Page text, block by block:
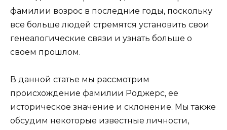
фамилии возрос в последние годы, поскольку
все больше людей стремятся установить свои
генеалогические связи и узнать больше о
своем прошлом.
В данной статье мы рассмотрим
происхождение фамилии Роджерс, ее
историческое значение и склонение. Мы также
обсудим некоторые известные личности,